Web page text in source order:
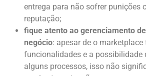
entrega para não sofrer punições
reputação;
fique atento ao gerenciamento
negócio: apesar de o marketplace
funcionalidades e a possibilidade
alguns processos, isso não